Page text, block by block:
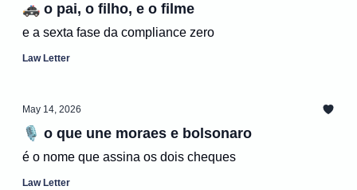
🚓 o pai, o filho, e o filme
e a sexta fase da compliance zero
Law Letter
May 14, 2026
🎙️ o que une moraes e bolsonaro
é o nome que assina os dois cheques
Law Letter